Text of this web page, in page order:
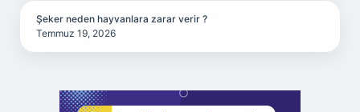
Şeker neden hayvanlara zarar verir ?
Temmuz 19, 2026